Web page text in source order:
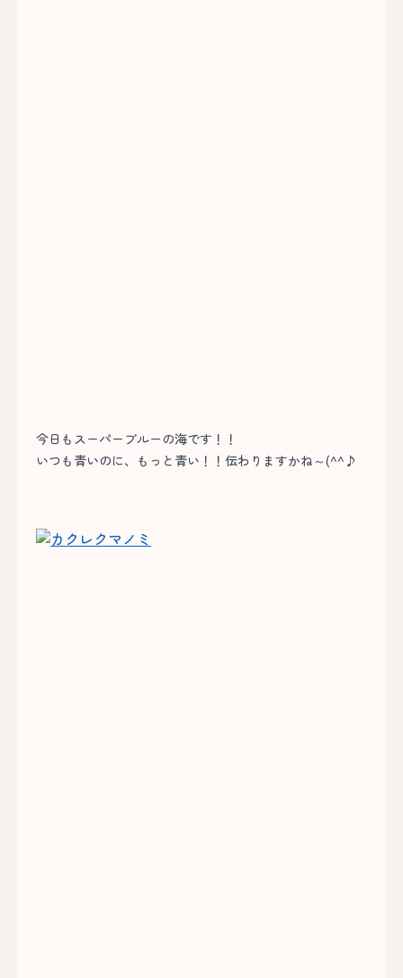
今日もスーパーブルーの海です！！
いつも青いのに、もっと青い！！伝わりますかね～(^^♪